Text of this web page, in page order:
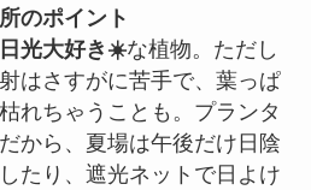
のポイント
日光大好き☀️な植物。ただし
はさすがに苦手で、葉っぱ
れちゃうことも。プランタ
から、夏場は午後だけ日陰
たり、遮光ネットで日よけ